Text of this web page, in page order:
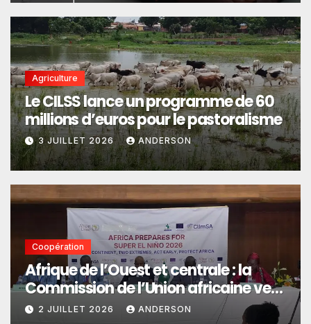
Agriculture
Le CILSS lance un programme de 60
millions d’euros pour le pastoralisme
3 JUILLET 2026 ANDERSON
Coopération
Afrique de l’Ouest et centrale : la
Commission de l’Union africaine veut
renforcer l’intégration des services
2 JUILLET 2026 ANDERSON